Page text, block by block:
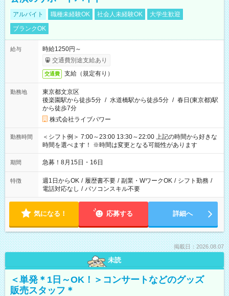
アルバイト 職種未経験OK 社会人未経験OK
大学生歓迎
ブランクOK
給与
時給1250円～
交通費別途支給あり
交通費 支給（規定有り）
勤務地
東京都文京区
後楽園駅から徒歩5分 / 水道橋駅から徒歩5分 / 春日(東京都)駅
から徒歩7分
株式会社ライブパワー
勤務時間
＜シフト例＞ 7:00～23:00 13:30～22:00 上記の時間から好きな
時間を選べます！ ※時間は変更となる可能性があります
期間 急募！8月15日・16日
特徴 週1日からOK / 履歴書不要 / 副業・WワークOK / シフト勤務 /
電話対応なし / パソコンスキル不要
気になる！ 応募する 詳細へ
掲載日：2026.08.07
未読
＜単発＊1日～OK！＞コンサートなどのグッズ
販売スタッフ＊